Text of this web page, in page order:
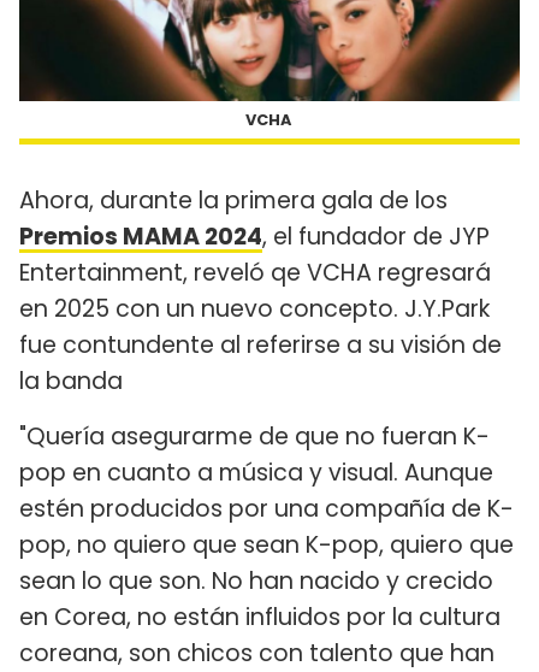
VCHA
Ahora, durante la primera gala de los
Premios MAMA 2024, el fundador de JYP
Entertainment, reveló qe VCHA regresará
en 2025 con un nuevo concepto. J.Y.Park
fue contundente al referirse a su visión de
la banda
"Quería asegurarme de que no fueran K-
pop en cuanto a música y visual. Aunque
estén producidos por una compañía de K-
pop, no quiero que sean K-pop, quiero que
sean lo que son. No han nacido y crecido
en Corea, no están influidos por la cultura
coreana, son chicos con talento que han